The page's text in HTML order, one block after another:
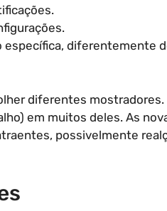
específica, diferentemente
diferentes mostradores.
em muitos deles. As
possivelmente